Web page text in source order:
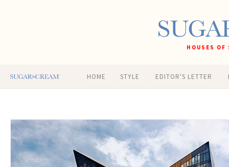
HOUSES
HOME STYLE EDITOR'S LETTER